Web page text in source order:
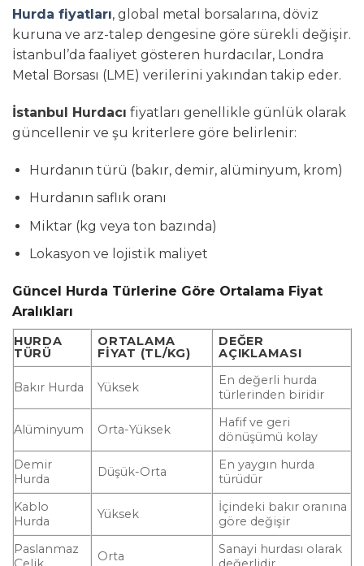
Hurda fiyatları, global metal borsalarına, döviz
kuruna ve arz-talep dengesine göre sürekli değişir.
İstanbul’da faaliyet gösteren hurdacılar, Londra
Metal Borsası (LME) verilerini yakından takip eder.
İstanbul Hurdacı fiyatları genellikle günlük olarak
güncellenir ve şu kriterlere göre belirlenir:
Hurdanın türü (bakır, demir, alüminyum, krom)
Hurdanın saflık oranı
Miktar (kg veya ton bazında)
Lokasyon ve lojistik maliyet
Güncel Hurda Türlerine Göre Ortalama Fiyat
Aralıkları
HURDA
TÜRÜ
ORTALAMA
FIYAT (TL/KG)
DEĞER
AÇIKLAMASI
Bakır Hurda Yüksek
En değerli hurda
türlerinden biridir
Alüminyum Orta-Yüksek
Hafif ve geri
dönüşümü kolay
Demir
Hurda
Düşük-Orta
En yaygın hurda
türüdür
Kablo
Hurda
Yüksek
İçindeki bakır oranına
göre değişir
Paslanmaz
Orta
Sanayi hurdası olarak